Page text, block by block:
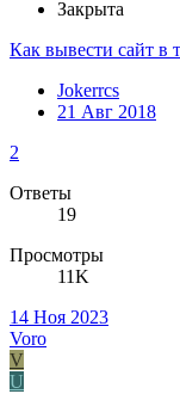
Закрыта
Как вывести сайт в
Jokerrcs
21 Авг 2018
2
Ответы
19
Просмотры
11K
14 Ноя 2023
Voro
V
U